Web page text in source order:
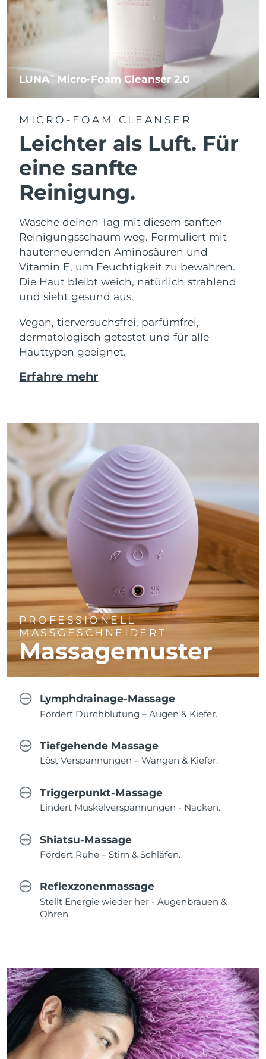
LUNATM Micro-Foam Cleanser 2.0
MICRO-FOAM CLEANSER
Leichter als Luft. Für
eine sanfte
Reinigung.
Wasche deinen Tag mit diesem sanften
Reinigungsschaum weg. Formuliert mit
hauterneuernden Aminosäuren und
Vitamin E, um Feuchtigkeit zu bewahren.
Die Haut bleibt weich, natürlich strahlend
und sieht gesund aus.
Vegan, tierversuchsfrei, parfümfrei,
dermatologisch getestet und für alle
Hauttypen geeignet.
Erfahre mehr
PROFESSIONELL
MASSGESCHNEIDERT
Massagemuster
Lymphdrainage-Massage
Fördert Durchblutung – Augen & Kiefer.
Tiefgehende Massage
Löst Verspannungen – Wangen & Kiefer.
Triggerpunkt-Massage
Lindert Muskelverspannungen - Nacken.
Shiatsu-Massage
Fördert Ruhe – Stirn & Schläfen.
Reflexzonenmassage
Stellt Energie wieder her - Augenbrauen &
Ohren.